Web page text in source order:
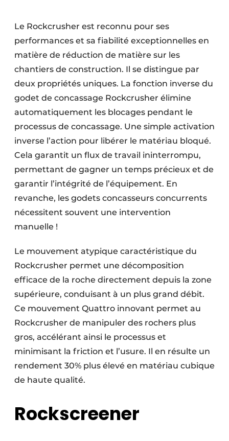
Le Rockcrusher est reconnu pour ses
performances et sa fiabilité exceptionnelles en
matière de réduction de matière sur les
chantiers de construction. Il se distingue par
deux propriétés uniques. La fonction inverse du
godet de concassage Rockcrusher élimine
automatiquement les blocages pendant le
processus de concassage. Une simple activation
inverse l’action pour libérer le matériau bloqué.
Cela garantit un flux de travail ininterrompu,
permettant de gagner un temps précieux et de
garantir l’intégrité de l’équipement. En
revanche, les godets concasseurs concurrents
nécessitent souvent une intervention
manuelle !
Le mouvement atypique caractéristique du
Rockcrusher permet une décomposition
efficace de la roche directement depuis la zone
supérieure, conduisant à un plus grand débit.
Ce mouvement Quattro innovant permet au
Rockcrusher de manipuler des rochers plus
gros, accélérant ainsi le processus et
minimisant la friction et l’usure. Il en résulte un
rendement 30% plus élevé en matériau cubique
de haute qualité.
Rockscreener